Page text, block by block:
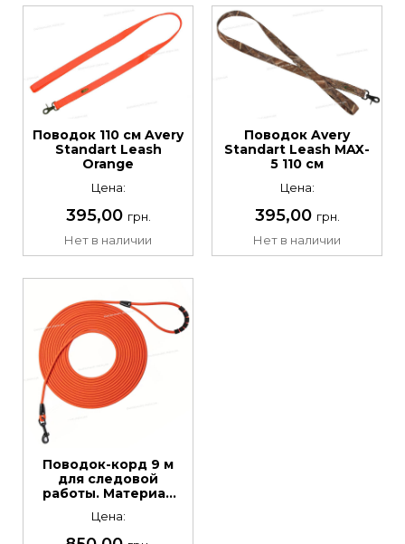
Поводок 110 см Avery
Standart Leash
Orange
Цена:
395,00 грн.
Нет в наличии
Поводок Avery
Standart Leash MAX-
5 110 см
Цена:
395,00 грн.
Нет в наличии
Поводок-корд 9 м
для следовой
работы. Материал
Цена: